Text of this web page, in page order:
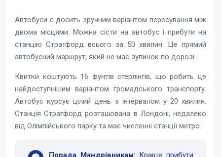
Автобуси є досить зручним варіантом пересування між
двома місцями. Можна сісти на автобус і прибути на
станцію Стратфорд всього за 50 хвилин. Це прямий
автобусний маршрут, який не має зупинок по дорозі.
Квитки коштують 16 фунтів стерлінгів, що робить це
найдоступнішим варіантом громадського транспорту.
Автобус курсує цілий день з інтервалом у 20 хвилин.
Станція Стратфорд розташована в Лондоні, недалеко
від Олімпійського парку та має численні станції метро.
Порада Мандрівникам: Краще прибути